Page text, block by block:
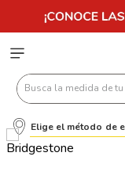
Busca la medida
Elige el método de